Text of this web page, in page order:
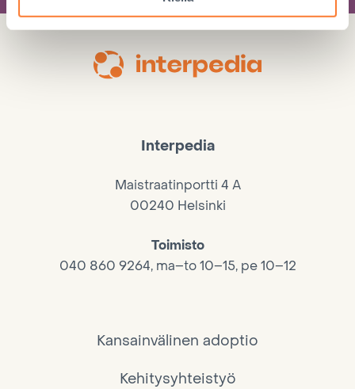
Interpedia
Maistraatinportti 4 A
00240 Helsinki
Toimisto
040 860 9264, ma–to 10–15, pe 10–12
Kansainvälinen adoptio
Kehitysyhteistyö